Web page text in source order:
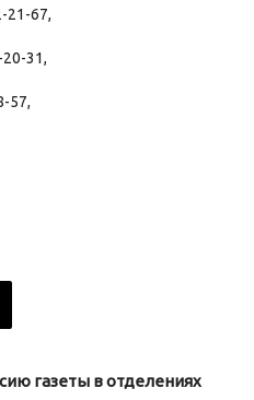
21-67,
31,
57,
газеты в отделениях